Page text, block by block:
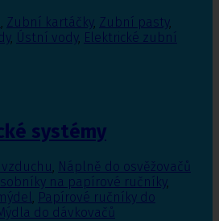
, Zubní kartáčky, Zubní pasty,
, Ústní vody, Elektrické zubní
systémy
, Náplně do osvěžovačů
na papírové ručníky,
, Papírové ručníky do
do dávkovačů